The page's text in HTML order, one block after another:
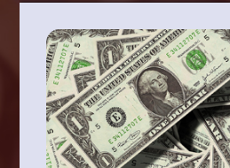
2025-09-12
桃園作為北部重要的經濟與工業城市，居民
營中常面臨各種資金需求。無論是應付突發
療支出，還是小型企業與創業投資，借款都
然而，借款並非單純獲得資金，若缺乏計畫
務負擔。因此，了解桃園借款的管道、風險